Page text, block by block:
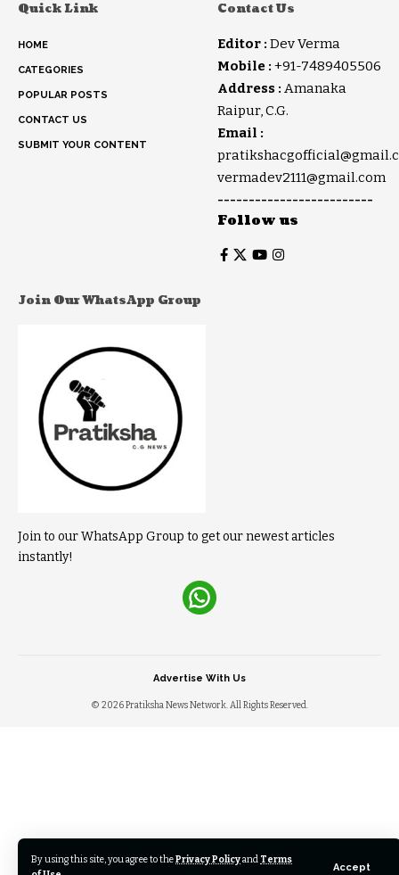
By using this site, you agree to thePrivacy Policyand Terms
Accept
Quick Link
HOME
CATEGORIES
POPULAR POSTS
CONTACT US
SUBMIT YOUR CONTENT
Contact Us
Editor : Dev Verma
Mobile : +91-7489405506
Address : Amanaka
Raipur, C.G.
Email :
vermadev2111@gmail.com
-------------------------
Follow us
Join Our WhatsApp Group
Join to our WhatsApp Group to get our newest articles
instantly!
© 2026 Pratiksha News Network. All Rights Reserved.
Advertise With Us